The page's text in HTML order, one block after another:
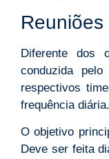
Diferente dos
conduzida pelo
respectivos
frequência diária.
O objetivo
Deve ser feita